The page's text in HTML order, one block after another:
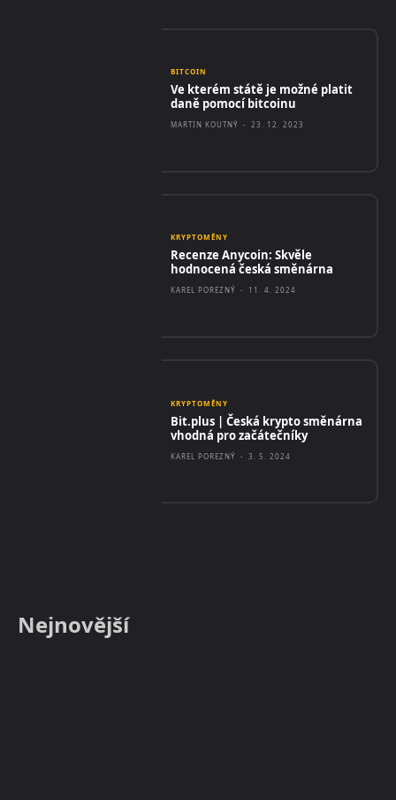
BITCOIN
Ve kterém státě je možné platit
daně pomocí bitcoinu
MARTIN KOUTNÝ - 23. 12. 2023
KRYPTOMĚNY
Recenze Anycoin: Skvěle
hodnocená česká směnárna
KAREL POREZNÝ - 11. 4. 2024
KRYPTOMĚNY
Bit.plus | Česká krypto směnárna
vhodná pro začátečníky
KAREL POREZNÝ - 3. 5. 2024
Nejnovější